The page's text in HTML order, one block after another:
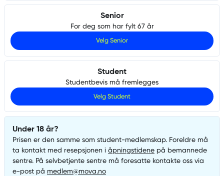
Senior
For deg som har fylt 67 år
Velg Senior
Student
Studentbevis må fremlegges
Velg Student
Under 18 år?
Prisen er den samme som student-medlemskap. Foreldre må
ta kontakt med resepsjonen i åpningstidene på bemannede
sentre. På selvbetjente sentre må foresatte kontakte oss via
e-post på medlem@mova.no